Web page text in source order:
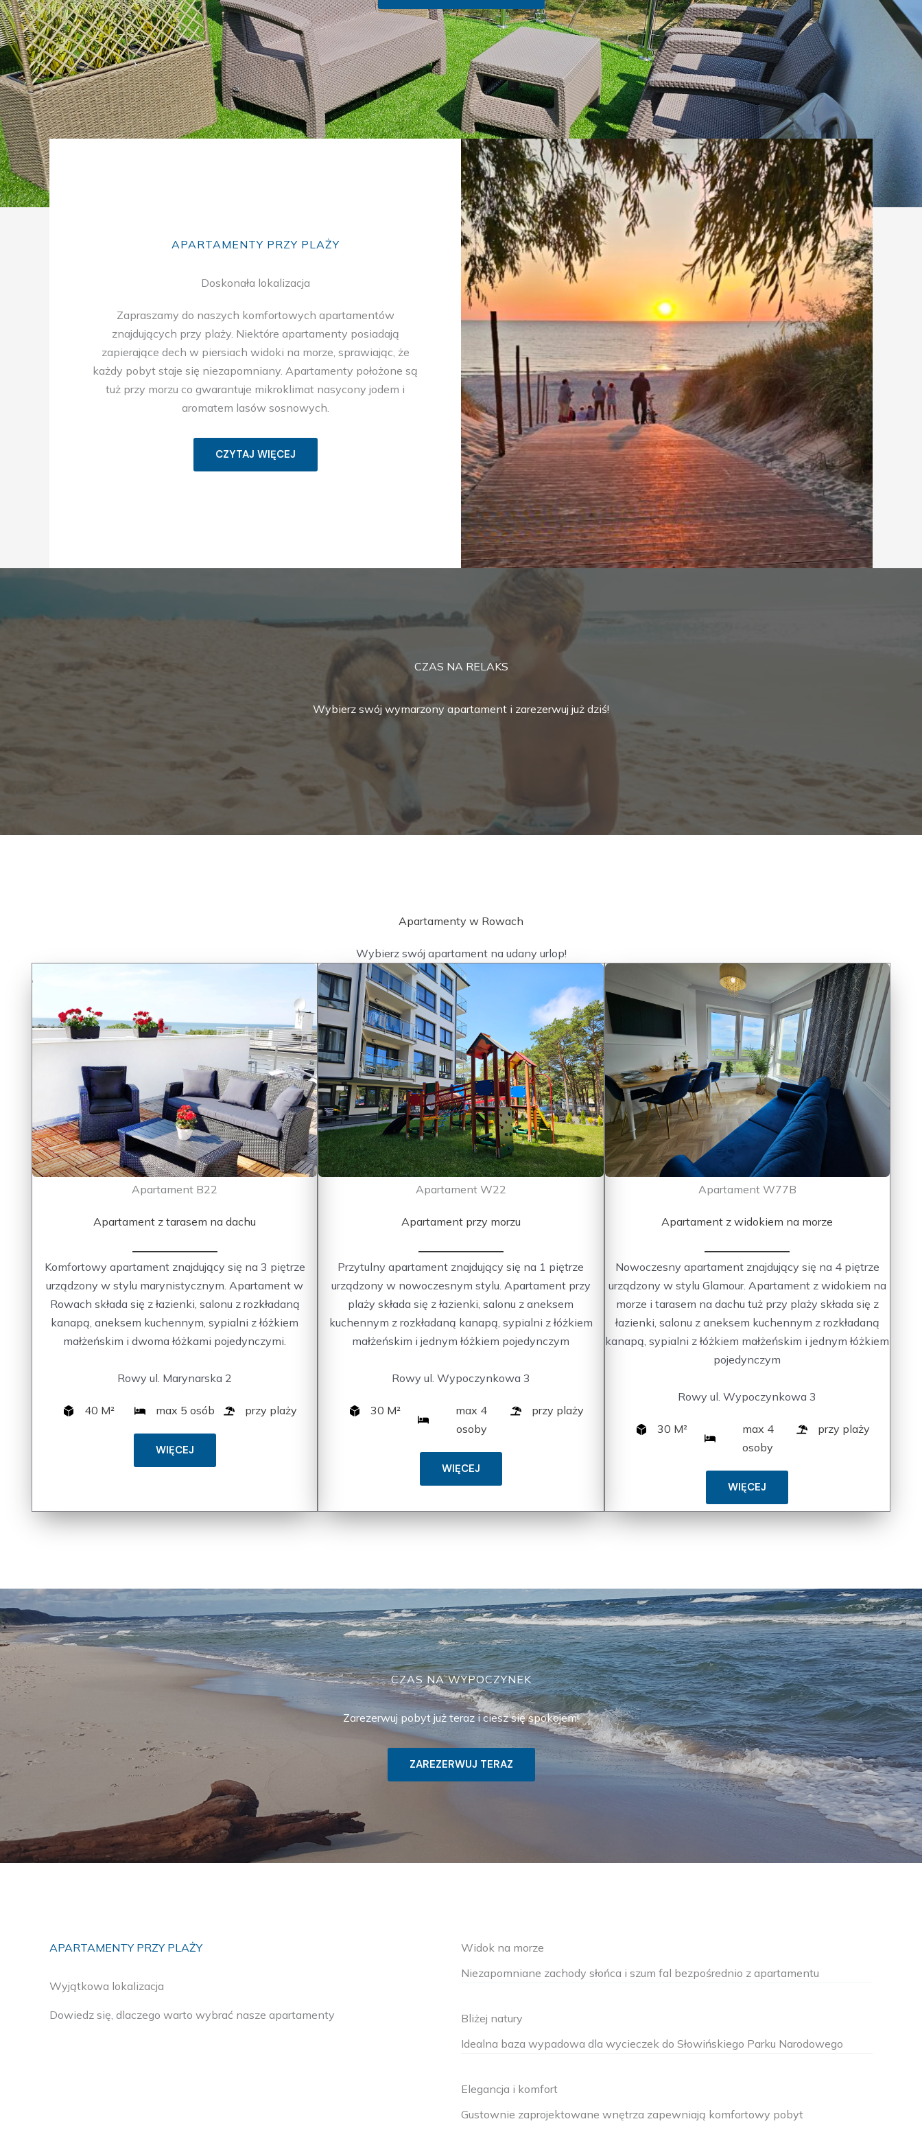
APARTAMENTY PRZY PLAŻY
Doskonała lokalizacja
Zapraszamy do naszych komfortowych apartamentów
znajdujących przy plaży. Niektóre apartamenty posiadają
zapierające dech w piersiach widoki na morze, sprawiając, że
każdy pobyt staje się niezapomniany. Apartamenty położone są
tuż przy morzu co gwarantuje mikroklimat nasycony jodem i
aromatem lasów sosnowych.
CZYTAJ WIĘCEJ
CZAS NA RELAKS
Wybierz swój wymarzony apartament i zarezerwuj już dziś!
Apartamenty w Rowach
Wybierz swój apartament na udany urlop!
Apartament B22
Apartament z tarasem na dachu
Komfortowy apartament znajdujący się na 3 piętrze
urządzony w stylu marynistycznym. Apartament w
Rowach składa się z łazienki, salonu z rozkładaną
kanapą, aneksem kuchennym, sypialni z łóżkiem
małżeńskim i dwoma łóżkami pojedynczymi.
Rowy ul. Marynarska 2
40 M² max 5 osób przy plaży
WIĘCEJ
Apartament W22
Apartament przy morzu
Przytulny apartament znajdujący się na 1 piętrze
urządzony w nowoczesnym stylu. Apartament przy
plaży składa się z łazienki, salonu z aneksem
kuchennym z rozkładaną kanapą, sypialni z łóżkiem
małżeńskim i jednym łóżkiem pojedynczym
Rowy ul. Wypoczynkowa 3
30 M²
max 4
osoby
przy plaży
WIĘCEJ
Apartament W77B
Apartament z widokiem na morze
Nowoczesny apartament znajdujący się na 4 piętrze
urządzony w stylu Glamour. Apartament z widokiem na
morze i tarasem na dachu tuż przy plaży składa się z
łazienki, salonu z aneksem kuchennym z rozkładaną
kanapą, sypialni z łóżkiem małżeńskim i jednym łóżkiem
pojedynczym
Rowy ul. Wypoczynkowa 3
30 M²
max 4
osoby
przy plaży
WIĘCEJ
CZAS NA WYPOCZYNEK
Zarezerwuj pobyt już teraz i ciesz się spokojem!
ZAREZERWUJ TERAZ
APARTAMENTY PRZY PLAŻY
Wyjątkowa lokalizacja
Dowiedz się, dlaczego warto wybrać nasze apartamenty
Widok na morze
Niezapomniane zachody słońca i szum fal bezpośrednio z apartamentu
Bliżej natury
Idealna baza wypadowa dla wycieczek do Słowińskiego Parku Narodowego
Elegancja i komfort
Gustownie zaprojektowane wnętrza zapewniają komfortowy pobyt